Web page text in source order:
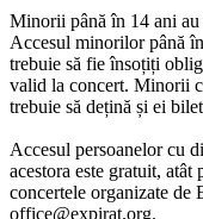
Minorii până în 14 ani au
Accesul minorilor până
trebuie să fie însoțiți
valid la concert. Minorii
trebuie să dețină și ei
Accesul persoanelor cu
acestora este gratuit,
concertele organizate de
office@expirat.org.